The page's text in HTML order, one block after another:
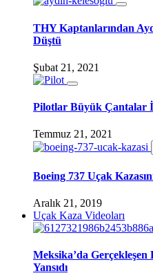
THY Kaptanlarından
Düştü
Şubat 21, 2021
Pilotlar Büyük Çantalar
Temmuz 21, 2021
Boeing 737 Uçak
Aralık 21, 2019
Uçak Kaza Videoları
Meksika’da
Yansıdı